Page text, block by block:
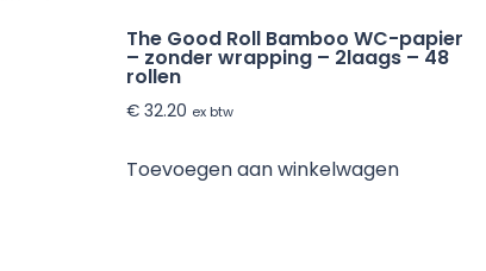
The Good Roll Bamboo WC-papier
– zonder wrapping – 2laags – 48
rollen
€ 32.20 ex btw
Toevoegen aan winkelwagen